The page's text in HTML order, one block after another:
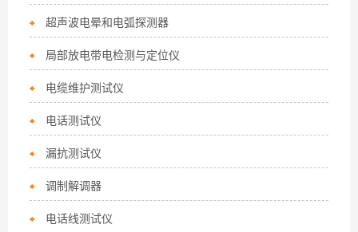
超声波电晕和电弧探测器
局部放电带电检测与定位仪
电缆维护测试仪
电话测试仪
漏抗测试仪
调制解调器
电话线测试仪